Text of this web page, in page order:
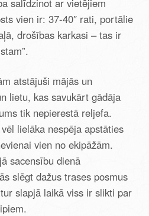
salīdzinot ar vietējiem
vien ir: 37-40″ rati, portālie
drošības karkasi – tas ir
atstājuši mājās un
lietu, kas savukārt gādāja
tik nepierestā reljefa.
lielāka nespēja apstāties
vien no ekipāžām.
sacensību dienā
slēgt dažus trases posmus
slapjā laikā viss ir slikti par